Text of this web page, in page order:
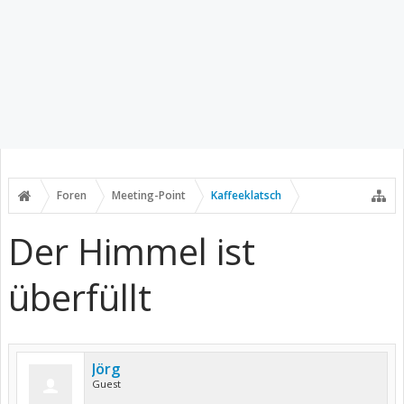
Foren Meeting-Point Kaffeeklatsch
Der Himmel ist
überfüllt
Jörg
Guest